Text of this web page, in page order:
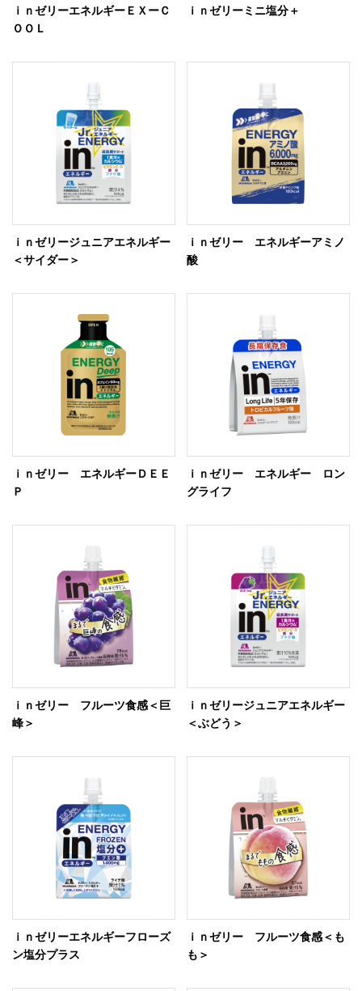
ｉｎゼリーエネルギーＥＸーＣ
ＯＯＬ
ｉｎゼリーミニ塩分＋
ｉｎゼリージュニアエネルギー
＜サイダー＞
ｉｎゼリー エネルギーアミノ
酸
ｉｎゼリー エネルギーＤＥＥ
Ｐ
ｉｎゼリー エネルギー ロン
グライフ
ｉｎゼリー フルーツ食感＜巨
峰＞
ｉｎゼリージュニアエネルギー
＜ぶどう＞
ｉｎゼリーエネルギーフローズ
ン塩分プラス
ｉｎゼリー フルーツ食感＜も
も＞